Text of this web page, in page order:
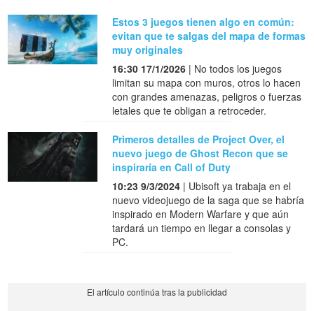
Estos 3 juegos tienen algo en común:
evitan que te salgas del mapa de formas
muy originales
16:30 17/1/2026 | No todos los juegos
limitan su mapa con muros, otros lo hacen
con grandes amenazas, peligros o fuerzas
letales que te obligan a retroceder.
Primeros detalles de Project Over, el
nuevo juego de Ghost Recon que se
inspiraría en Call of Duty
10:23 9/3/2024 | Ubisoft ya trabaja en el
nuevo videojuego de la saga que se habría
inspirado en Modern Warfare y que aún
tardará un tiempo en llegar a consolas y
PC.